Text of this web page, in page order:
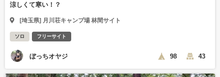
涼しくて寒い！？
[埼玉県] 月川荘キャンプ場 林間サイト
ソロ フリーサイト
ぼっちオヤジ 98 43